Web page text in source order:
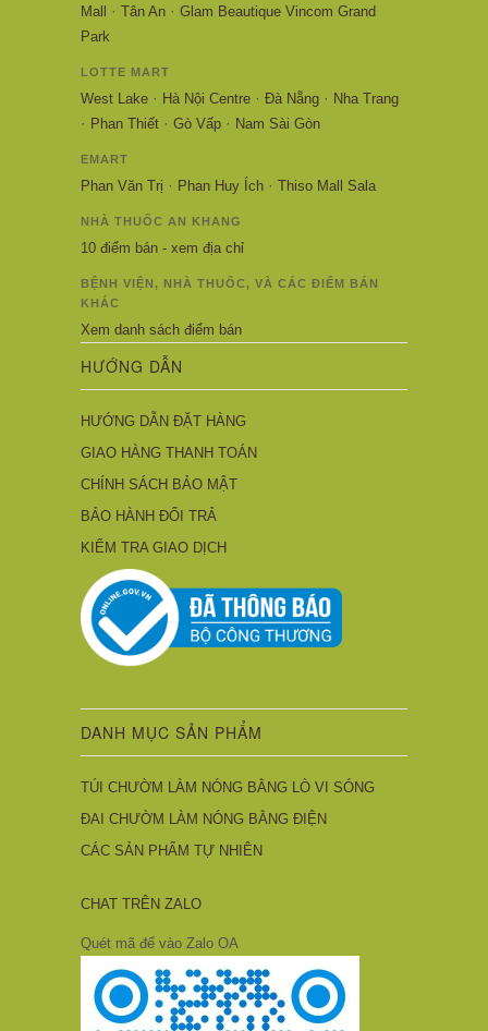
Mall · Tân An · Glam Beautique Vincom Grand
Park
LOTTE MART
West Lake · Hà Nội Centre · Đà Nẵng · Nha Trang
· Phan Thiết · Gò Vấp · Nam Sài Gòn
EMART
Phan Văn Trị · Phan Huy Ích · Thiso Mall Sala
NHÀ THUỐC AN KHANG
10 điểm bán - xem địa chỉ
BỆNH VIỆN, NHÀ THUỐC, VÀ CÁC ĐIỂM BÁN
KHÁC
Xem danh sách điểm bán
HƯỚNG DẪN
HƯỚNG DẪN ĐẶT HÀNG
GIAO HÀNG THANH TOÁN
CHÍNH SÁCH BẢO MẬT
BẢO HÀNH ĐỔI TRẢ
KIỂM TRA GIAO DỊCH
DANH MỤC SẢN PHẨM
TÚI CHƯỜM LÀM NÓNG BẰNG LÒ VI SÓNG
ĐAI CHƯỜM LÀM NÓNG BẰNG ĐIỆN
CÁC SẢN PHẨM TỰ NHIÊN
CHAT TRÊN ZALO
Quét mã để vào Zalo OA